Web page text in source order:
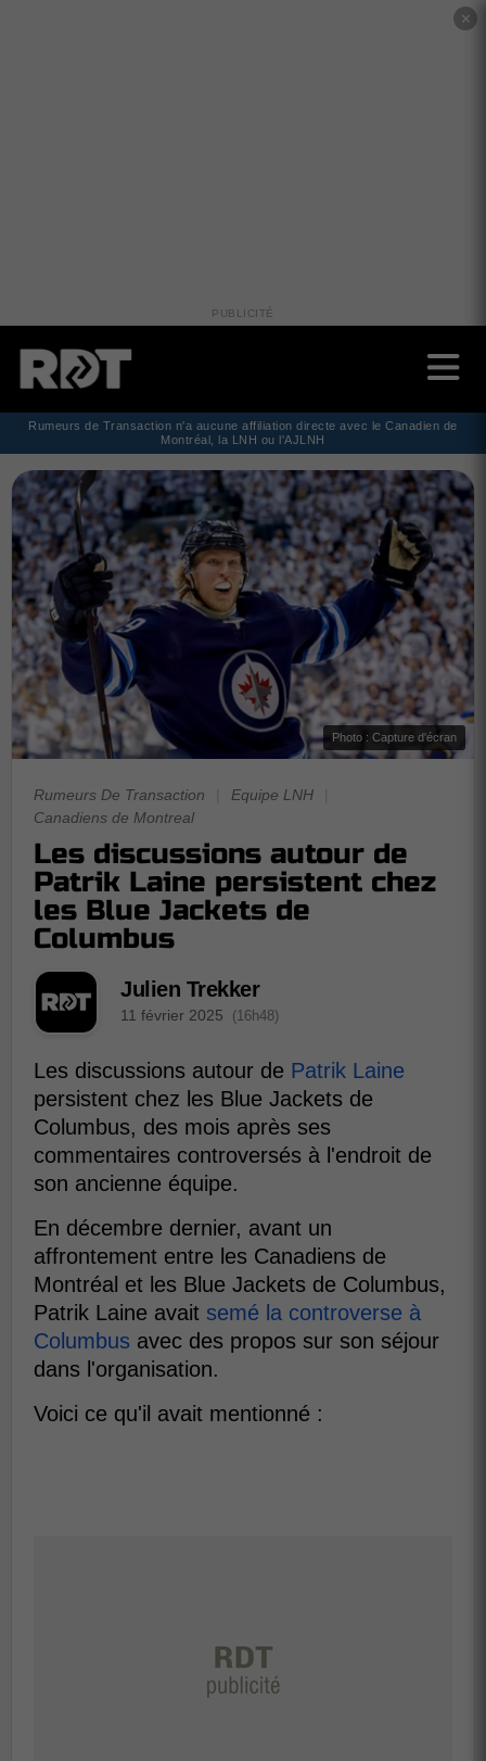
✕
PUBLICITÉ
Rumeurs de Transaction n'a aucune affiliation directe avec le Canadien de
Montréal, la LNH ou l'AJLNH
Photo : Capture d'écran
Rumeurs De Transaction Equipe LNH
Canadiens de Montreal
Les discussions autour de
Patrik Laine persistent chez
les Blue Jackets de
Columbus
Julien Trekker
11 février 2025 (16h48)
Les discussions autour de Patrik Laine
persistent chez les Blue Jackets de
Columbus, des mois après ses
commentaires controversés à l'endroit de
son ancienne équipe.
En décembre dernier, avant un
affrontement entre les Canadiens de
Montréal et les Blue Jackets de Columbus,
Patrik Laine avait semé la controverse à
Columbus avec des propos sur son séjour
dans l'organisation.
Voici ce qu'il avait mentionné :